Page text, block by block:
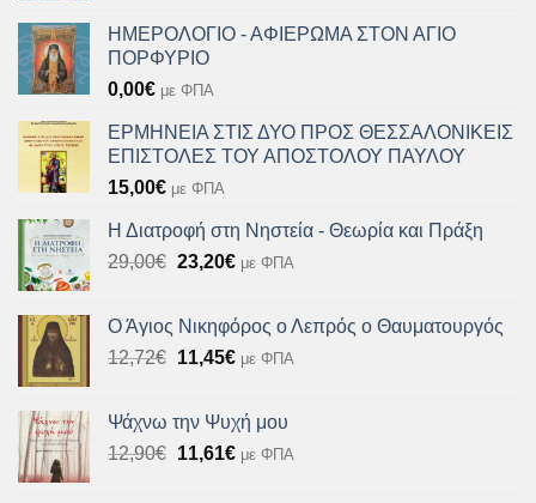
ΗΜΕΡΟΛΟΓΙΟ - ΑΦΙΕΡΩΜΑ ΣΤΟΝ ΑΓΙΟ
ΠΟΡΦΥΡΙΟ
0,00€ με ΦΠΑ
ΕΡΜΗΝΕΙΑ ΣΤΙΣ ΔΥΟ ΠΡΟΣ ΘΕΣΣΑΛΟΝΙΚΕΙΣ
ΕΠΙΣΤΟΛΕΣ ΤΟΥ ΑΠΟΣΤΟΛΟΥ ΠΑΥΛΟΥ
15,00€ με ΦΠΑ
Η Διατροφή στη Νηστεία - Θεωρία και Πράξη
29,00€ Original
29,00€.
23,20€Η
είναι:
23,20€.
με ΦΠΑ
Ο Άγιος Νικηφόρος ο Λεπρός ο Θαυματουργός
12,72€ Original
12,72€.
11,45€Η
είναι:
11,45€.
με ΦΠΑ
Ψάχνω την Ψυχή μου
12,90€ Original
11,61€Ημε ΦΠΑ